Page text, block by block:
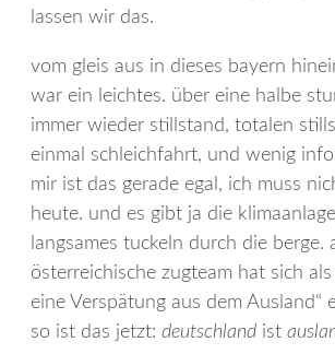
lassen wir das.
vom gleis aus in dieses bayern
war ein leichtes. über eine halbe
immer wieder stillstand, totalen
einmal schleichfahrt, und wenig
mir ist das gerade egal, ich muss
heute. und es gibt ja die
langsames tuckeln durch die berge.
österreichische zugteam hat sich
eine Verspätung aus dem Ausland“
so ist das jetzt: deutschland ist